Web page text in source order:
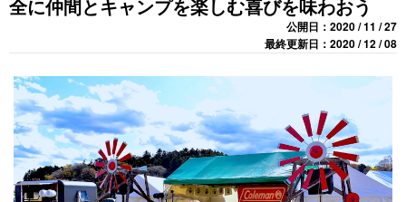
全に仲間とキャンプを楽しむ喜びを味わおう
公開日：2020 / 11 / 27
最終更新日：2020 / 12 / 08